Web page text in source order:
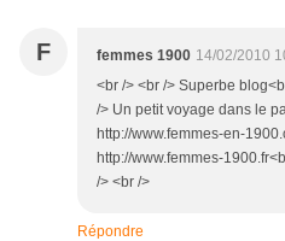
F femmes 1900 14/02/2010
<br /> <br /> Superbe
/> Un petit voyage dans le
http://www.femmes-en-
http://www.femmes-
/> <br />
Répondre